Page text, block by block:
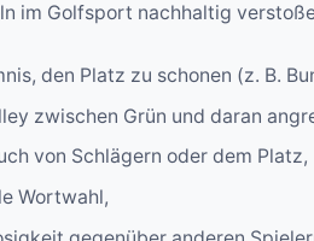
im Golfsport nachhaltig
den Platz zu schonen (z. B.
zwischen Grün und daran
von Schlägern oder dem Platz,
Wortwahl,